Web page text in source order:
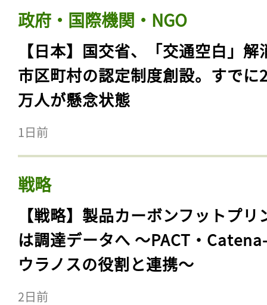
政府・国際機関・NGO
【日本】国交省、「交通空白」解
市区町村の認定制度創設。すでに
万人が懸念状態
1日前
戦略
【戦略】製品カーボンフットプリ
は調達データへ 〜PACT・
ウラノスの役割と連携〜
2日前